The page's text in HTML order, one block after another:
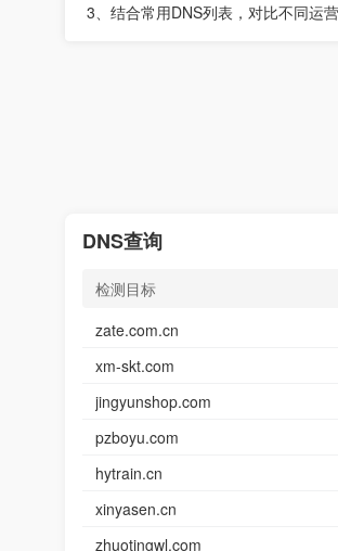
3、结合常用DNS列表，对比不同运
DNS查询
检测目标
zate.com.cn
xm-skt.com
jingyunshop.com
pzboyu.com
hytrain.cn
xinyasen.cn
zhuotingwl.com